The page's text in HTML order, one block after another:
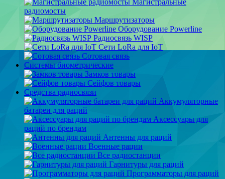
Магистральные
радиомосты
Маршрутизаторы
Оборудование Powerline
Радиосвязь WISP
Сети LoRa для IoT
Сотовая связь
Системы биометрические
Замков товары
Сейфов товары
Средства радиосвязи
Аккумуляторные
батареи для раций
Аксессуары для
раций по брендам
Антенны для раций
Военные рации
Все радиостанции
Гарнитуры для раций
Программаторы для раций